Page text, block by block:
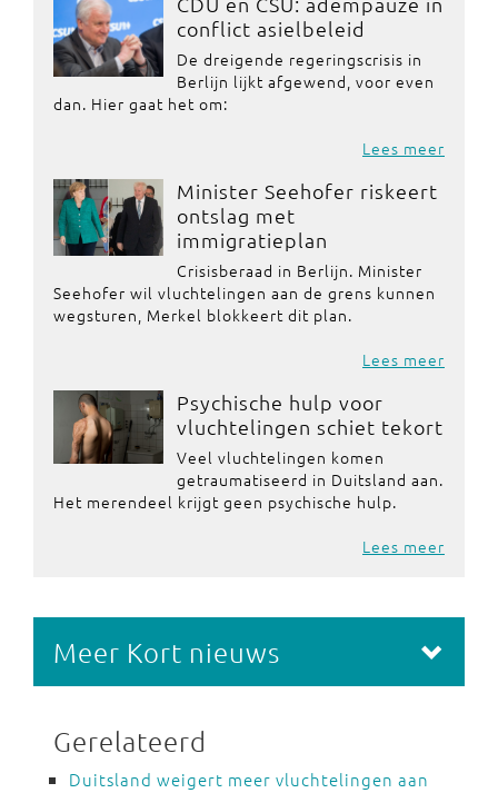
conflict asielbeleid
De dreigende regeringscrisis in
Berlijn lijkt afgewend, voor even
dan. Hier gaat het om:
Lees meer
Minister Seehofer riskeert
ontslag met
immigratieplan
Crisisberaad in Berlijn. Minister
Seehofer wil vluchtelingen aan de grens kunnen
wegsturen, Merkel blokkeert dit plan.
Lees meer
Psychische hulp voor
vluchtelingen schiet tekort
Veel vluchtelingen komen
getraumatiseerd in Duitsland aan.
Het merendeel krijgt geen psychische hulp.
Lees meer
Meer Kort nieuws
Gerelateerd
Duitsland weigert meer vluchtelingen aan